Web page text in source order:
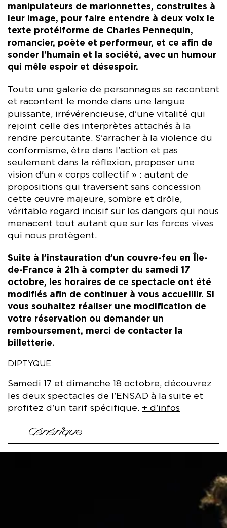
manipulateurs de marionnettes, construites à
leur image, pour faire entendre à deux voix le
texte protéiforme de Charles Pennequin,
romancier, poète et performeur, et ce afin de
sonder l'humain et la société, avec un humour
qui mêle espoir et désespoir.
Toute une galerie de personnages se racontent
et racontent le monde dans une langue
puissante, irrévérencieuse, d'une vitalité qui
rejoint celle des interprètes attachés à la
rendre percutante. S'arracher à la violence du
conformisme, être dans l'action et pas
seulement dans la réflexion, proposer une
vision d'un « corps collectif » : autant de
propositions qui traversent sans concession
cette œuvre majeure, sombre et drôle,
véritable regard incisif sur les dangers qui nous
menacent tout autant que sur les forces vives
qui nous protègent.
Suite à l’instauration d’un couvre-feu en Île-
de-France à 21h à compter du samedi 17
octobre, les horaires de ce spectacle ont été
modifiés afin de continuer à vous accueillir. Si
vous souhaitez réaliser une modification de
votre réservation ou demander un
remboursement, merci de contacter la
billetterie.
DIPTYQUE
Samedi 17 et dimanche 18 octobre, découvrez
les deux spectacles de l'ENSAD à la suite et
profitez d'un tarif spécifique. + d'infos
Générique
Avec Louise Arcangioli, Alice Fulcrand, Anaïs Gournay, Ivan
Grevesse, Agathe Heidelberger, Mathilde Jarry, Aurélien